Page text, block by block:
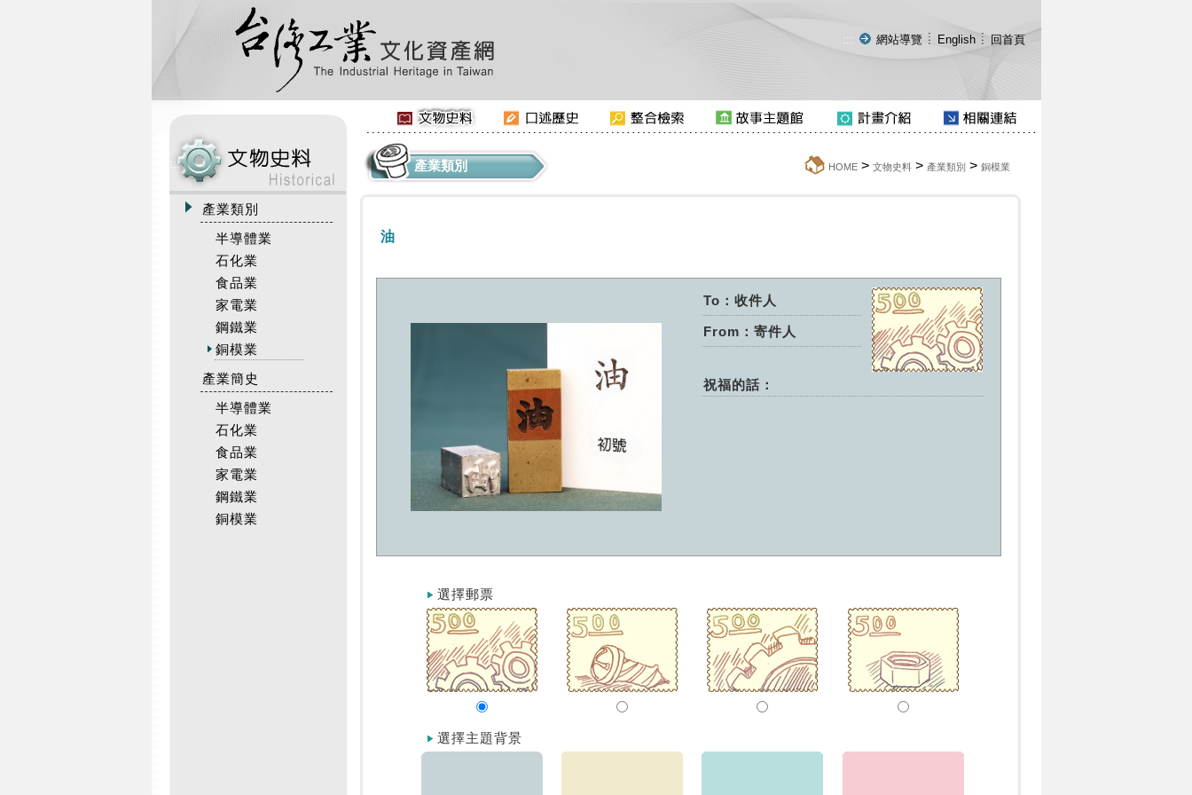
::: 網站導覽 English 回首頁
:::
產業類別
半導體業
石化業
食品業
家電業
鋼鐵業
銅模業
產業簡史
半導體業
石化業
食品業
家電業
鋼鐵業
銅模業
產業類別 HOME> 文物史料> 產業類別 > 銅模業
油
To：收件人
From：寄件人
祝福的話：
選擇郵票
選擇主題背景